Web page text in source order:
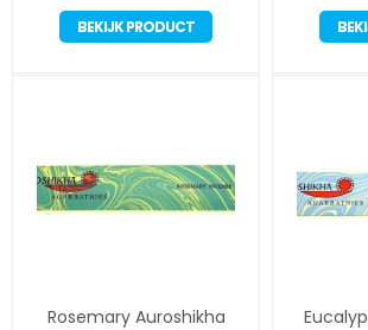
BEKIJK PRODUCT
Dit
product
optie
kan
de
Rosemary Auroshikha